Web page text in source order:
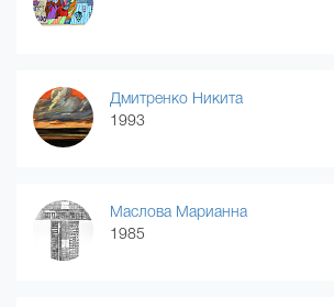
Дмитренко Никита
1993
Маслова Марианна
1985